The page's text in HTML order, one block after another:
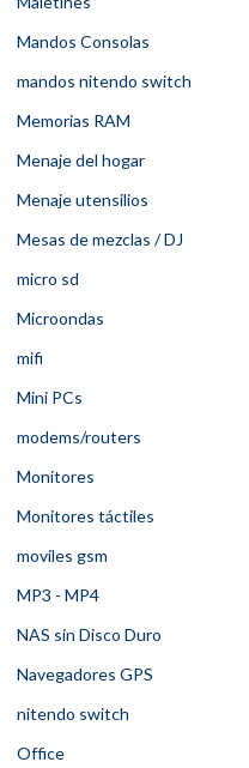
Mandos Consolas
mandos nitendo switch
Memorias RAM
Menaje del hogar
Menaje utensilios
Mesas de mezclas / DJ
micro sd
Microondas
mifi
Mini PCs
modems/routers
Monitores
Monitores táctiles
moviles gsm
MP3 - MP4
NAS sin Disco Duro
Navegadores GPS
nitendo switch
Office